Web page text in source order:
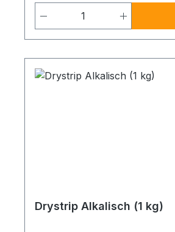
Produkt Anzahl:
Drystrip Alkalisch (1 kg)